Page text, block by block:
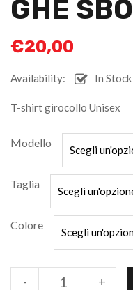
GHE
€20,00
Availability: In Stock
T-shirt girocollo Unisex
Modello
Taglia
Colore
+
-